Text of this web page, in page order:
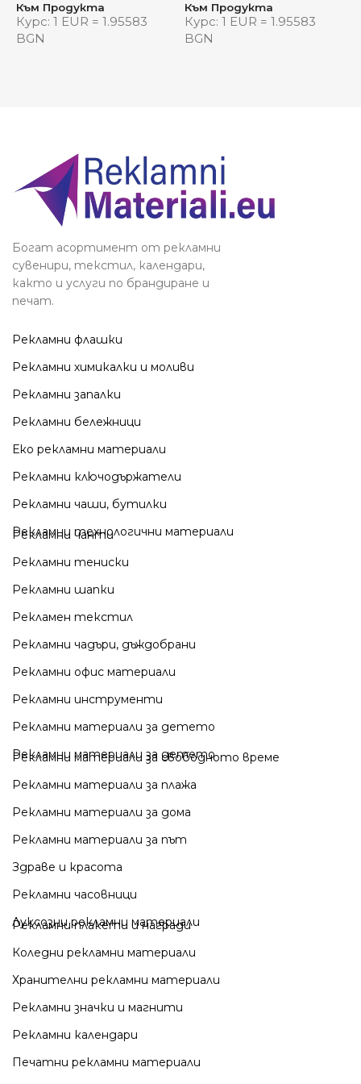
Опаковка: подаръчна кутия
Към Продукта
Курс: 1 EUR = 1.95583
BGN
Към Продукта
Курс: 1 EUR = 1.95583
BGN
Богат асортимент от рекламни
сувенири, текстил, календари,
както и услуги по брандиране и
печат.
Рекламни флашки
Рекламни химикалки и моливи
Рекламни запалки
Рекламни бележници
Еко рекламни материали
Рекламни ключодържатели
Рекламни чаши, бутилки
Рекламни технологични материали
Рекламни чанти
Рекламни тениски
Рекламни шапки
Рекламен текстил
Рекламни чадъри, дъждобрани
Рекламни офис материали
Рекламни инструменти
Рекламни материали за детето
Рекламни материали за детето
Рекламни материали за свободното време
Рекламни материали за плажа
Рекламни материали за дома
Рекламни материали за път
Здраве и красота
Рекламни часовници
Луксозни рекламни материали
Рекламни плакети и награди
Коледни рекламни материали
Хранителни рекламни материали
Рекламни значки и магнити
Рекламни календари
Печатни рекламни материали